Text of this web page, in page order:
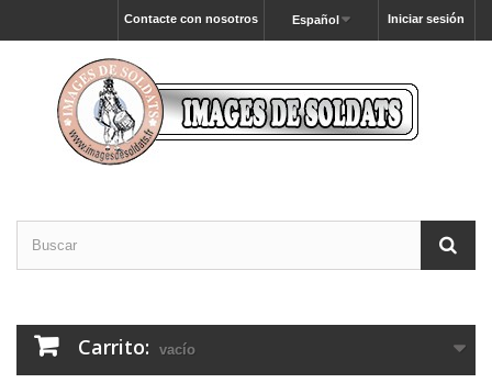
Iniciar sesión
Español
Contacte con nosotros
Carrito: vacío